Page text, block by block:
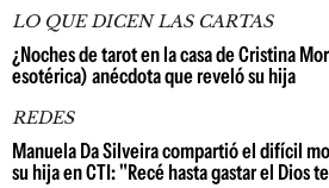
LO QUE DICEN LAS CARTAS
¿Noches de tarot en la casa de Cristina
esotérica) anécdota que reveló su hija
REDES
Manuela Da Silveira compartió el difícil
su hija en CTI: "Recé hasta gastar el Dios